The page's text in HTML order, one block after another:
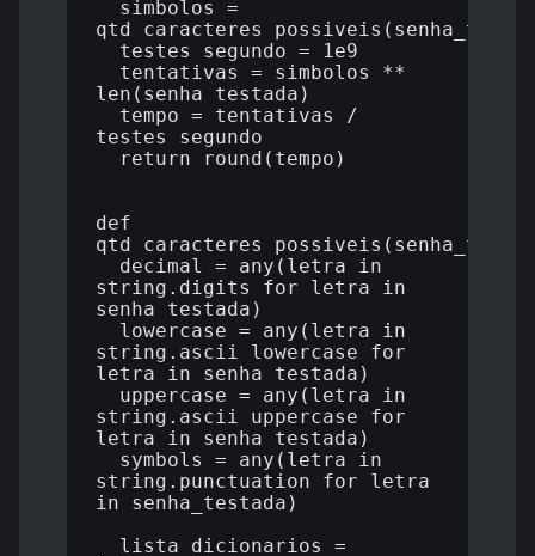
len(senha_testada)
testes_segundo
def
string.digits for letra in
senha_testada)
string.ascii_lowercase for
letra in senha_testada)
string.ascii_uppercase for
letra in senha_testada)
string.punctuation for letra
in senha_testada)